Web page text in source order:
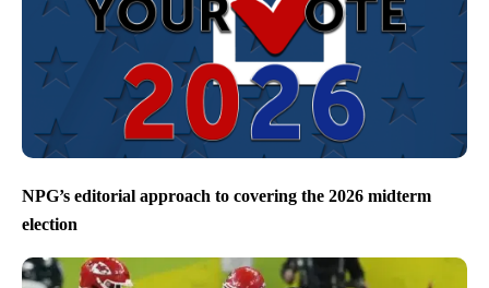
NPG’s editorial approach to covering the 2026 midterm
election